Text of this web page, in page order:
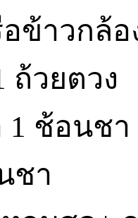
ข้าวกล้อ
ถ้วยตวง
1 ช้อนชา
ชา